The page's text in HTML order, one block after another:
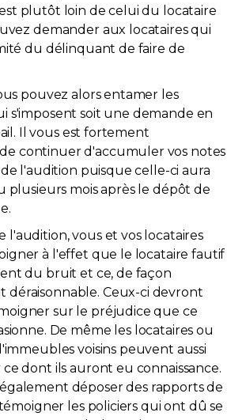
plutôt loin de celui du locataire
demander aux locataires qui
du délinquant de faire de
pouvez alors entamer les
s'imposent soit une demande en
Il vous est fortement
continuer d'accumuler vos notes
l'audition puisque celle-ci aura
plusieurs mois après le dépôt de
l'audition, vous et vos locataires
à l'effet que le locataire fautif
du bruit et ce, de façon
déraisonnable. Ceux-ci devront
sur le préjudice que ce
De même les locataires ou
voisins peuvent aussi
dont ils auront eu connaissance.
déposer des rapports de
les policiers qui ont dû se